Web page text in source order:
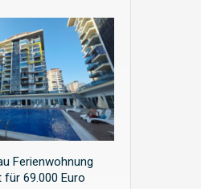
Ferienwohnung
für 69.000 Euro